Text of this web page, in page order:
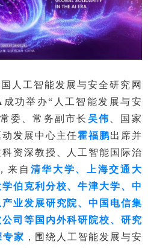
人工智能发展与安全研究网
功举办“人工智能发展与安
委、常务副市长 吴伟
、国家
发展中心主任霍福鹏出席并
资深教授、人工智能国际治
来自 清华大学、上海交通大
伯克利分校、牛津大学、中
业发展研究院、中国电信集
司等国内外科研院校、研究
专家 ，围绕人工智能发展与安